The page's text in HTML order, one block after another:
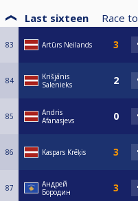
Last sixteen Race to
83 Artūrs Neilands
84
Krišjānis
Salenieks
85
Andris
Afanasjevs
86 Kaspars Krēķis
87
Андрей
Бородин